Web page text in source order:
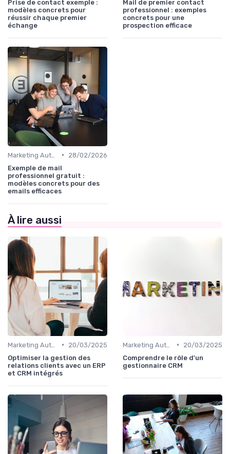
Prise de contact exemple :
modèles concrets pour
réussir chaque premier
échange
Mail de premier contact
professionnel : exemples
concrets pour une
prospection efficace
•
28/02/2026
Exemple de mail
professionnel gratuit :
modèles concrets pour des
emails efficaces
À lire aussi
•
20/03/2025
Optimiser la gestion des
relations clients avec un ERP
et CRM intégrés
•
20/03/2025
Comprendre le rôle d'un
gestionnaire CRM